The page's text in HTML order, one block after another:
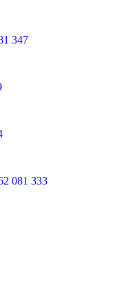
347
081 333